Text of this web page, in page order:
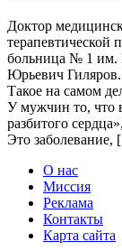
Доктор
терапевтической
больница № 1 им.
Юрьевич
Такое на самом
У мужчин то, что
разбитого
Это
О нас
Миссия
Реклама
Контакты
Карта сайта